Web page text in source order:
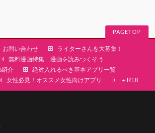
PAGETOP
お問い合わせ
ライターさんを大募集！
無料漫画特集 漫画を読みつくそう
紹介
絶対入れるべき基本アプリ一覧
女性必見！オススメ女性向けアプリ ＋R18